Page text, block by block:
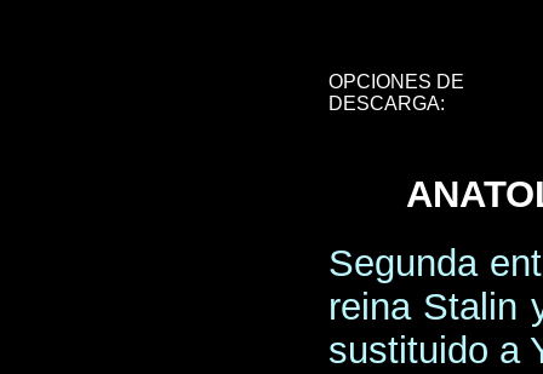
OPCIONES DE
DESCARGA:
Segunda
reina Stalin
sustituido a